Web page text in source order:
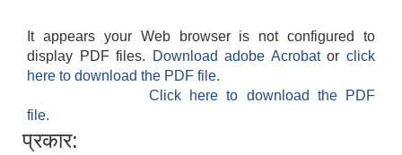
It appears your Web browser is not configured to
display PDF files.
Download adobe Acrobatorclick
here to download the PDF file.
Click here to download the PDF
file.
प्रकार: